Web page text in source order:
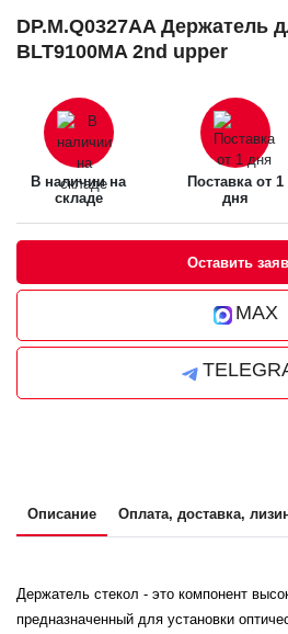
DP.M.Q0327AA Держатель
BLT9100MA 2nd upper
В наличии на
складе
Поставка от 1
дня
Оставить
MAX
Описание Оплата, доставка,
Держатель стекол - это компонент
предназначенный для установки